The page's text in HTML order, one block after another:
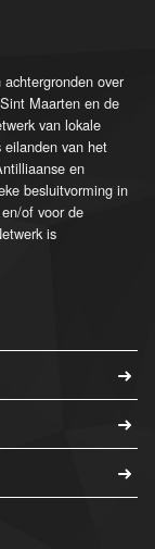
over
Maarten en de
van lokale
eilanden van het
en
besluitvorming in
of voor de
is